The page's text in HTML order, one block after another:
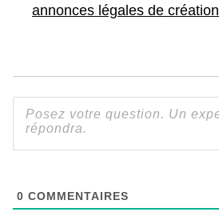
annonces légales de création
0 COMMENTAIRES